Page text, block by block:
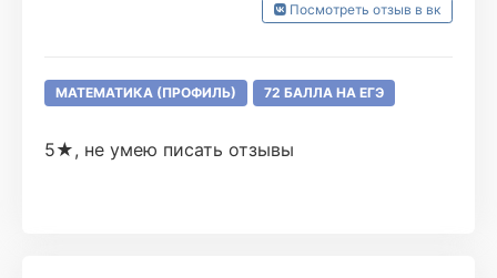
Посмотреть отзыв в вк
МАТЕМАТИКА (ПРОФИЛЬ) 72 БАЛЛА НА ЕГЭ
5★, не умею писать отзывы